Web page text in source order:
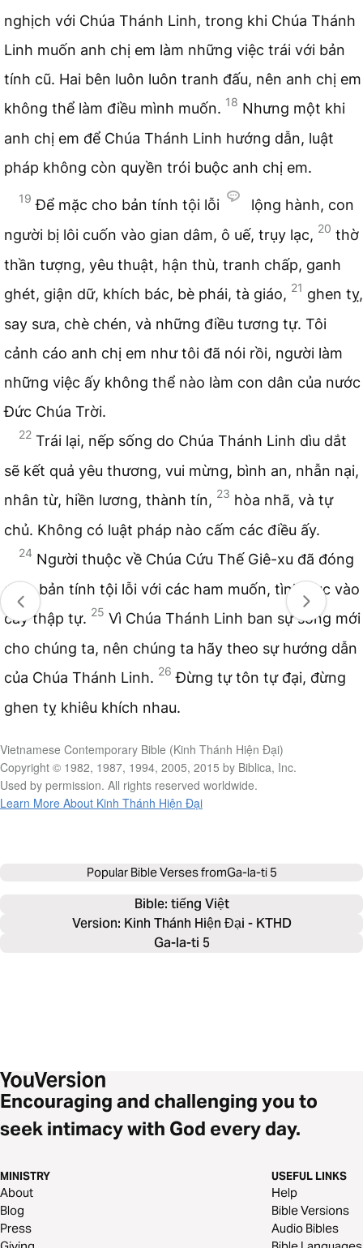
nghịch với Chúa Thánh Linh, trong khi Chúa Thánh
Linh muốn anh chị em làm những việc trái với bản
tính cũ. Hai bên luôn luôn tranh đấu, nên anh chị em
không thể làm điều mình muốn. 18 Nhưng một khi
anh chị em để Chúa Thánh Linh hướng dẫn, luật
pháp không còn quyền trói buộc anh chị em.
19 Để mặc cho bản tính tội lỗi
lộng hành, con
người bị lôi cuốn vào gian dâm, ô uế, trụy lạc, 20 thờ
thần tượng, yêu thuật, hận thù, tranh chấp, ganh
ghét, giận dữ, khích bác, bè phái, tà giáo, 21 ghen tỵ,
say sưa, chè chén, và những điều tương tự. Tôi
cảnh cáo anh chị em như tôi đã nói rồi, người làm
những việc ấy không thể nào làm con dân của nước
Đức Chúa Trời.
22 Trái lại, nếp sống do Chúa Thánh Linh dìu dắt
sẽ kết quả yêu thương, vui mừng, bình an, nhẫn nại,
nhân từ, hiền lương, thành tín, 23 hòa nhã, và tự
chủ. Không có luật pháp nào cấm các điều ấy.
24 Người thuộc về Chúa Cứu Thế Giê-xu đã đóng
đinh bản tính tội lỗi với các ham muốn, tình dục vào
cây thập tự. 25 Vì Chúa Thánh Linh ban sự sống mới
cho chúng ta, nên chúng ta hãy theo sự hướng dẫn
của Chúa Thánh Linh. 26 Đừng tự tôn tự đại, đừng
ghen tỵ khiêu khích nhau.
Vietnamese Contemporary Bible (Kinh Thánh Hiện Đại)
Copyright © 1982, 1987, 1994, 2005, 2015 by Biblica, Inc.
Used by permission. All rights reserved worldwide.
Learn More About Kinh Thánh Hiện Đại
Popular Bible Verses fromGa-la-ti 5
Bible: tiếng Việt
Version: Kinh Thánh Hiện Đại - KTHD
Ga-la-ti 5
Encouraging and challenging you to
seek intimacy with God every day.
MINISTRY
About
Blog
Press
USEFUL LINKS
Help
Bible Versions
Audio Bibles